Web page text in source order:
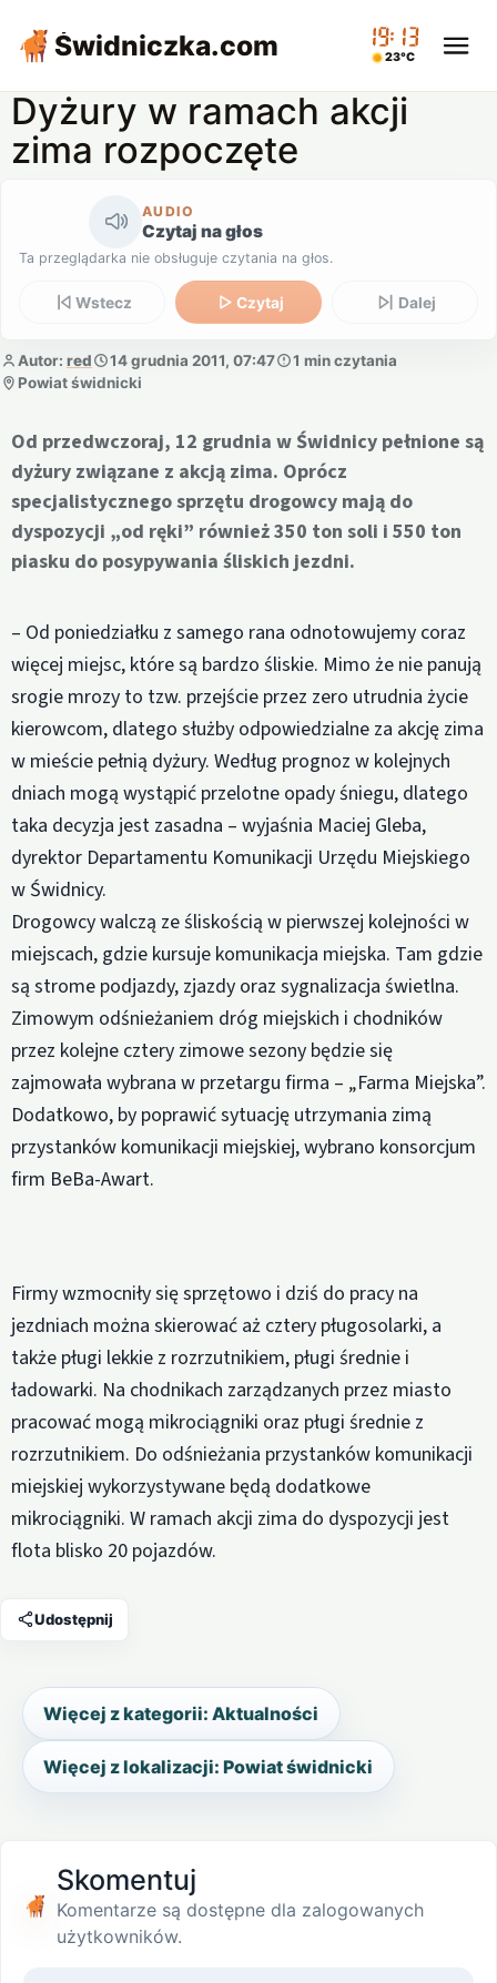
Świdniczka.com 19:13
23°C
Dyżury w ramach akcji
zima rozpoczęte
AUDIO
Czytaj na głos
Ta przeglądarka nie obsługuje czytania na głos.
Wstecz Czytaj Dalej
Autor: red 14 grudnia 2011, 07:47
1 min czytania
Powiat świdnicki
Od przedwczoraj, 12 grudnia w Świdnicy pełnione są
dyżury związane z akcją zima. Oprócz
specjalistycznego sprzętu drogowcy mają do
dyspozycji „od ręki” również 350 ton soli i 550 ton
piasku do posypywania śliskich jezdni.
– Od poniedziałku z samego rana odnotowujemy coraz
więcej miejsc, które są bardzo śliskie. Mimo że nie panują
srogie mrozy to tzw. przejście przez zero utrudnia życie
kierowcom, dlatego służby odpowiedzialne za akcję zima
w mieście pełnią dyżury. Według prognoz w kolejnych
dniach mogą wystąpić przelotne opady śniegu, dlatego
taka decyzja jest zasadna – wyjaśnia Maciej Gleba,
dyrektor Departamentu Komunikacji Urzędu Miejskiego
w Świdnicy.
Drogowcy walczą ze śliskością w pierwszej kolejności w
miejscach, gdzie kursuje komunikacja miejska. Tam gdzie
są strome podjazdy, zjazdy oraz sygnalizacja świetlna.
Zimowym odśnieżaniem dróg miejskich i chodników
przez kolejne cztery zimowe sezony będzie się
zajmowała wybrana w przetargu firma – „Farma Miejska”.
Dodatkowo, by poprawić sytuację utrzymania zimą
przystanków komunikacji miejskiej, wybrano konsorcjum
firm BeBa-Awart.
Firmy wzmocniły się sprzętowo i dziś do pracy na
jezdniach można skierować aż cztery pługosolarki, a
także pługi lekkie z rozrzutnikiem, pługi średnie i
ładowarki. Na chodnikach zarządzanych przez miasto
pracować mogą mikrociągniki oraz pługi średnie z
rozrzutnikiem. Do odśnieżania przystanków komunikacji
miejskiej wykorzystywane będą dodatkowe
mikrociągniki. W ramach akcji zima do dyspozycji jest
flota blisko 20 pojazdów.
Udostępnij
Więcej z kategorii: Aktualności
Więcej z lokalizacji: Powiat świdnicki
Skomentuj
Komentarze są dostępne dla zalogowanych
użytkowników.